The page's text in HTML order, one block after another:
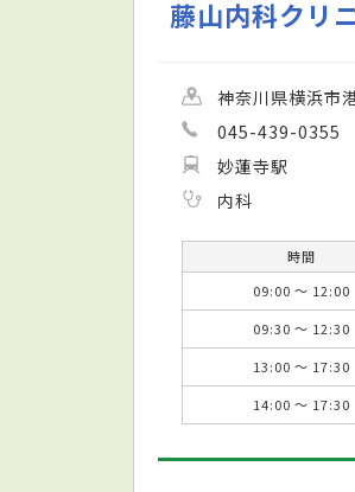
藤山内科クリ
神奈川県横浜市
045-439-0355
妙蓮寺駅
内科
時間
09:00 ～ 12:00
09:30 ～ 12:30
13:00 ～ 17:30
14:00 ～ 17:30